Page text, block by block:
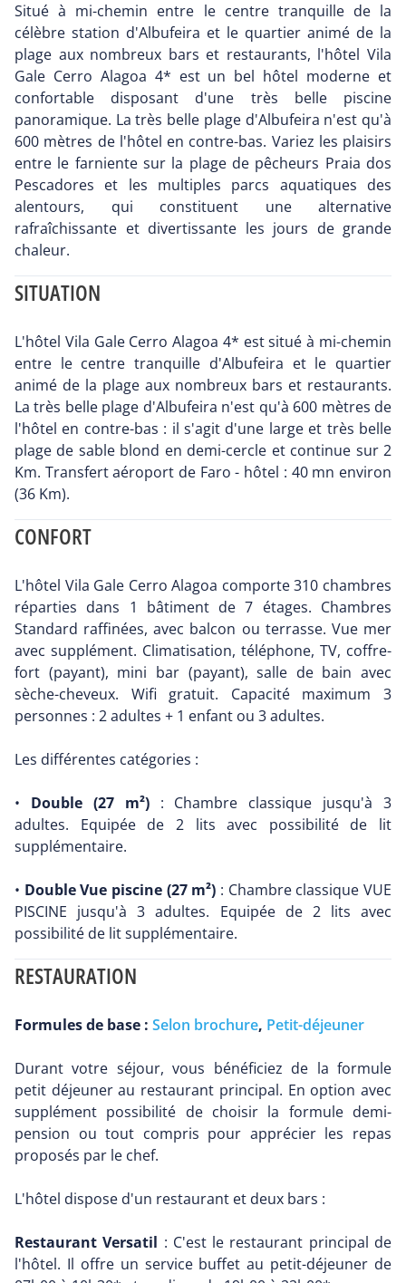
Situé à mi-chemin entre le centre tranquille de la
célèbre station d'Albufeira et le quartier animé de la
plage aux nombreux bars et restaurants, l'hôtel Vila
Gale Cerro Alagoa 4* est un bel hôtel moderne et
confortable disposant d'une très belle piscine
panoramique. La très belle plage d'Albufeira n'est qu'à
600 mètres de l'hôtel en contre-bas. Variez les plaisirs
entre le farniente sur la plage de pêcheurs Praia dos
Pescadores et les multiples parcs aquatiques des
alentours, qui constituent une alternative
rafraîchissante et divertissante les jours de grande
chaleur.
SITUATION
L'hôtel Vila Gale Cerro Alagoa 4* est situé à mi-chemin
entre le centre tranquille d'Albufeira et le quartier
animé de la plage aux nombreux bars et restaurants.
La très belle plage d'Albufeira n'est qu'à 600 mètres de
l'hôtel en contre-bas : il s'agit d'une large et très belle
plage de sable blond en demi-cercle et continue sur 2
Km. Transfert aéroport de Faro - hôtel : 40 mn environ
(36 Km).
CONFORT
L'hôtel Vila Gale Cerro Alagoa comporte 310 chambres
réparties dans 1 bâtiment de 7 étages. Chambres
Standard raffinées, avec balcon ou terrasse. Vue mer
avec supplément. Climatisation, téléphone, TV, coffre-
fort (payant), mini bar (payant), salle de bain avec
sèche-cheveux. Wifi gratuit. Capacité maximum 3
personnes : 2 adultes + 1 enfant ou 3 adultes.
Les différentes catégories :
• Double (27 m²): Chambre classique jusqu'à 3
adultes. Equipée de 2 lits avec possibilité de lit
supplémentaire.
• Double Vue piscine (27 m²) : Chambre classique VUE
PISCINE jusqu'à 3 adultes. Equipée de 2 lits avec
possibilité de lit supplémentaire.
RESTAURATION
Formules de base : Selon brochure, Petit-déjeuner
Durant votre séjour, vous bénéficiez de la formule
petit déjeuner au restaurant principal. En option avec
supplément possibilité de choisir la formule demi-
pension ou tout compris pour apprécier les repas
proposés par le chef.
L'hôtel dispose d'un restaurant et deux bars :
Restaurant Versatil : C'est le restaurant principal de
l'hôtel. Il offre un service buffet au petit-déjeuner de